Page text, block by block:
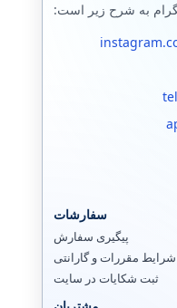
به شرح زیر است:
سفارشات
پیگیری سفارش
شرایط مقررات و گارانتی
ثبت شکایات در سایت